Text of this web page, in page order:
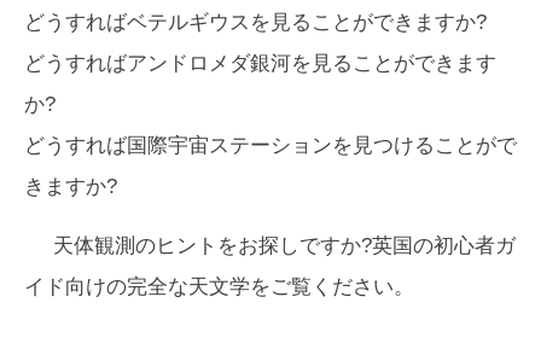
どうすればベテルギウスを見ることができますか?
どうすればアンドロメダ銀河を見ることができます
か?
どうすれば国際宇宙ステーションを見つけることがで
きますか?
天体観測のヒントをお探しですか?英国の初心者ガ
イド向けの完全な天文学をご覧ください。